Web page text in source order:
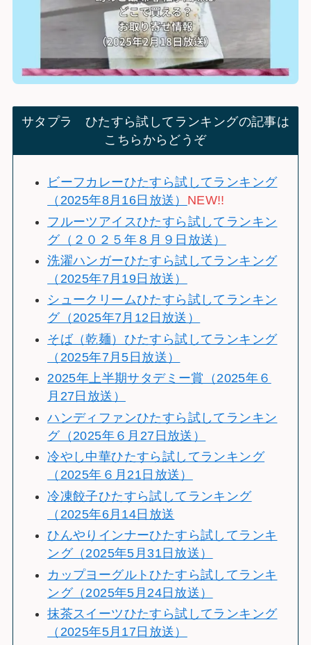
サタプラ ひたすら試してランキングの記事は
こちらからどうぞ
ビーフカレーひたすら試してランキング
（2025年8月16日放送） NEW!!
フルーツアイスひたすら試してランキン
グ（２０２５年８月９日放送）
洗濯ハンガーひたすら試してランキング
（2025年7月19日放送）
シュークリームひたすら試してランキン
グ（2025年7月12日放送）
そば（乾麺）ひたすら試してランキング
（2025年7月5日放送）
2025年上半期サタデミー賞（2025年６
月27日放送）
ハンディファンひたすら試してランキン
グ（2025年６月27日放送）
冷やし中華ひたすら試してランキング
（2025年６月21日放送）
冷凍餃子ひたすら試してランキング
（2025年6月14日放送
ひんやりインナーひたすら試してランキ
ング（2025年5月31日放送）
カップヨーグルトひたすら試してランキ
ング（2025年5月24日放送）
抹茶スイーツひたすら試してランキング
（2025年5月17日放送）